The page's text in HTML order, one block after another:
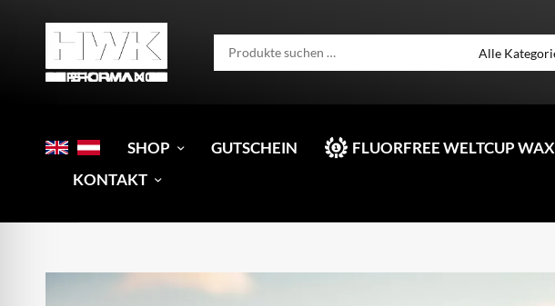
SHOP GUTSCHEIN FLUORFREE WELTCUP WAX
KONTAKT